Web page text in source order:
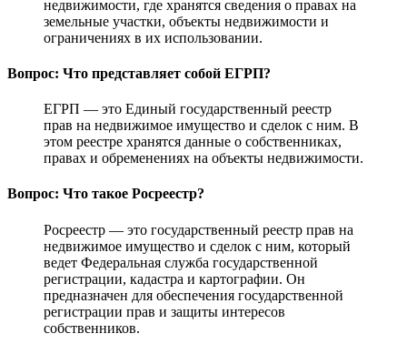
недвижимости, где хранятся сведения о правах на
земельные участки, объекты недвижимости и
ограничениях в их использовании.
Вопрос: Что представляет собой ЕГРП?
ЕГРП — это Единый государственный реестр
прав на недвижимое имущество и сделок с ним. В
этом реестре хранятся данные о собственниках,
правах и обременениях на объекты недвижимости.
Вопрос: Что такое Росреестр?
Росреестр — это государственный реестр прав на
недвижимое имущество и сделок с ним, который
ведет Федеральная служба государственной
регистрации, кадастра и картографии. Он
предназначен для обеспечения государственной
регистрации прав и защиты интересов
собственников.